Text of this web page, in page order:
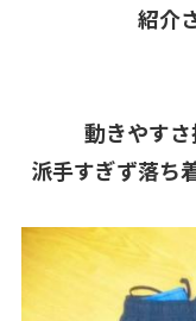
紹介
動きやす
派手すぎず落ち